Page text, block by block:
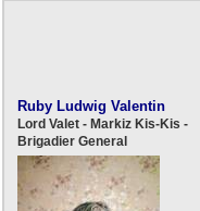
Ruby Ludwig Valentin
Lord Valet - Markiz Kis-Kis -
Brigadier General